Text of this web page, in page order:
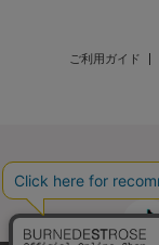
ご利用ガイド